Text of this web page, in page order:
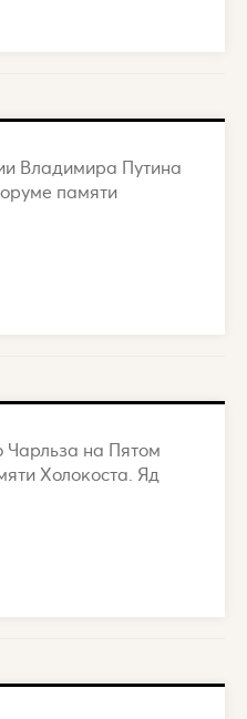
Владимира Путина
памяти
Чарльза на Пятом
Холокоста. Яд